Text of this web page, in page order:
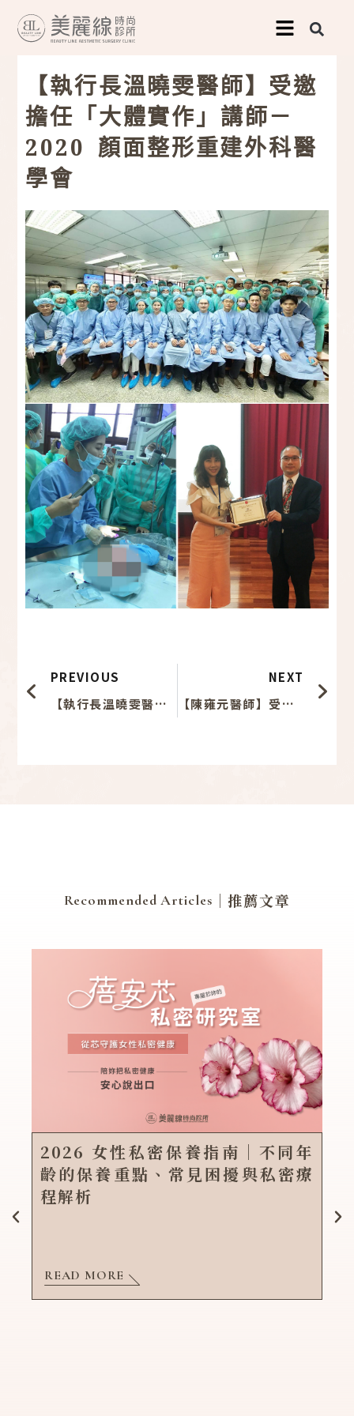
【執行長溫曉雯醫師】受邀
擔任「大體實作」講師－
2020 顏面整形重建外科醫
學會
PREVIOUS
【執行長溫曉雯醫師】受邀擔任「鼻整形」講師－2020台灣美容外科學會(2020 Integrated and Complementary Treatment) 講師
NEXT
【陳雍元醫師】受邀擔任「功能性鼻整形」講師－2021台灣顏面整形重建外科醫學會春季研討會( 30th TAFPRS Spring Meeting ) 講師
Recommended Articles ｜推薦文章
2026 女性私密保養指南｜不同年
齡的保養重點、常見困擾與私密療
程解析
READ MORE